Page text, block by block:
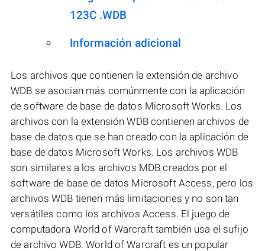
123C .WDB
Información adicional
Los archivos que contienen la extensión de archivo
WDB se asocian más comúnmente con la aplicación
de software de base de datos Microsoft Works. Los
archivos con la extensión WDB contienen archivos de
base de datos que se han creado con la aplicación de
base de datos Microsoft Works. Los archivos WDB
son similares a los archivos MDB creados por el
software de base de datos Microsoft Access, pero los
archivos WDB tienen más limitaciones y no son tan
versátiles como los archivos Access. El juego de
computadora World of Warcraft también usa el sufijo
de archivo WDB. World of Warcraft es un popular